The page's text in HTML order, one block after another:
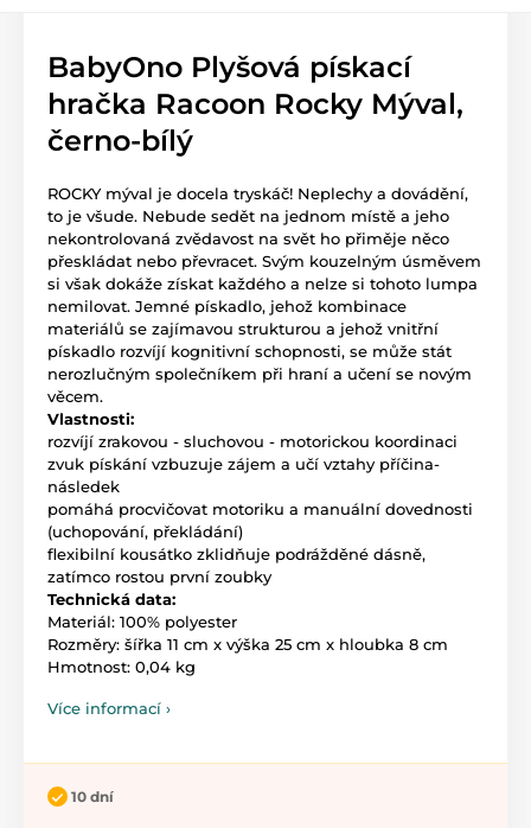
BabyOno Plyšová pískací
hračka Racoon Rocky Mýval,
černo-bílý
ROCKY mýval je docela tryskáč! Neplechy a dovádění,
to je všude. Nebude sedět na jednom místě a jeho
nekontrolovaná zvědavost na svět ho přiměje něco
přeskládat nebo převracet. Svým kouzelným úsměvem
si však dokáže získat každého a nelze si tohoto lumpa
nemilovat. Jemné pískadlo, jehož kombinace
materiálů se zajímavou strukturou a jehož vnitřní
pískadlo rozvíjí kognitivní schopnosti, se může stát
nerozlučným společníkem při hraní a učení se novým
věcem.
Vlastnosti:
rozvíjí zrakovou - sluchovou - motorickou koordinaci
zvuk pískání vzbuzuje zájem a učí vztahy příčina-
následek
pomáhá procvičovat motoriku a manuální dovednosti
(uchopování, překládání)
flexibilní kousátko zklidňuje podrážděné dásně,
zatímco rostou první zoubky
Technická data:
Materiál: 100% polyester
Rozměry: šířka 11 cm x výška 25 cm x hloubka 8 cm
Hmotnost: 0,04 kg
Více informací ›
10 dní